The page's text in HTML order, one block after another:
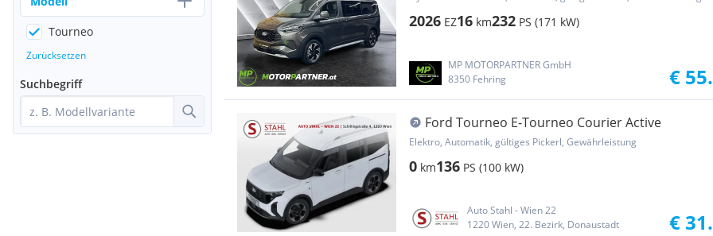
2026 EZ16 km232 PS (171 kW)
MP MOTORPARTNER GmbH
8350 Fehring
€
Ford Tourneo E-Tourneo Courier Active
Elektro, Automatik, gültiges Pickerl, Gewährleistung
0 km136 PS (100 kW)
Auto Stahl - Wien 22
1220 Wien, 22. Bezirk, Donaustadt
€
Tourneo
Zurücksetzen
Suchbegriff